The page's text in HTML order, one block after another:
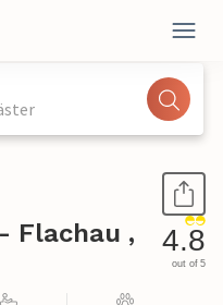
Flachau ,
4.8
out of 5